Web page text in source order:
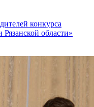
конкурса
области»